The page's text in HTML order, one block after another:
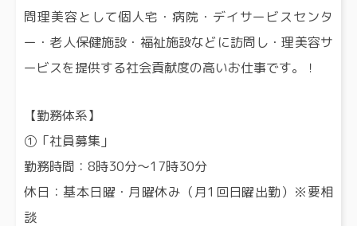
問理美容として個人宅・病院・デイサービスセンタ
ー・老人保健施設・福祉施設などに訪問し・理美容サ
ービスを提供する社会貢献度の高いお仕事です。！
【勤務体系】
①「社員募集」
勤務時間：8時30分～17時30分
休日：基本日曜・月曜休み（月1回日曜出勤）※要相
談